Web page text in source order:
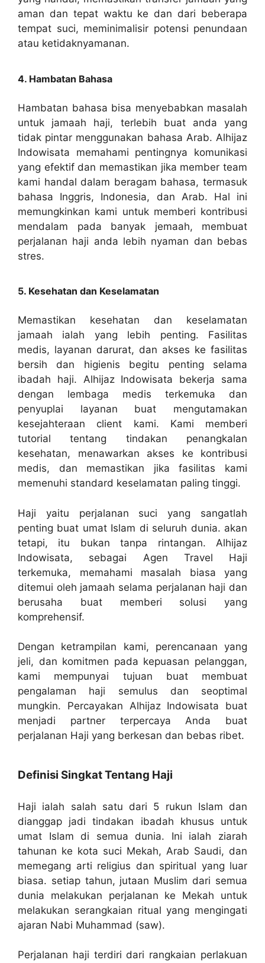
aman dan tepat waktu ke dan dari beberapa
tempat suci, meminimalisir potensi penundaan
atau ketidaknyamanan.
4. Hambatan Bahasa
Hambatan bahasa bisa menyebabkan masalah
untuk jamaah haji, terlebih buat anda yang
tidak pintar menggunakan bahasa Arab. Alhijaz
Indowisata memahami pentingnya komunikasi
yang efektif dan memastikan jika member team
kami handal dalam beragam bahasa, termasuk
bahasa Inggris, Indonesia, dan Arab. Hal ini
memungkinkan kami untuk memberi kontribusi
mendalam pada banyak jemaah, membuat
perjalanan haji anda lebih nyaman dan bebas
stres.
5. Kesehatan dan Keselamatan
Memastikan kesehatan dan keselamatan
jamaah ialah yang lebih penting. Fasilitas
medis, layanan darurat, dan akses ke fasilitas
bersih dan higienis begitu penting selama
ibadah haji. Alhijaz Indowisata bekerja sama
dengan lembaga medis terkemuka dan
penyuplai layanan buat mengutamakan
kesejahteraan client kami. Kami memberi
tutorial tentang tindakan penangkalan
kesehatan, menawarkan akses ke kontribusi
medis, dan memastikan jika fasilitas kami
memenuhi standard keselamatan paling tinggi.
Haji yaitu perjalanan suci yang sangatlah
penting buat umat Islam di seluruh dunia. akan
tetapi, itu bukan tanpa rintangan. Alhijaz
Indowisata, sebagai Agen Travel Haji
terkemuka, memahami masalah biasa yang
ditemui oleh jamaah selama perjalanan haji dan
berusaha buat memberi solusi yang
komprehensif.
Dengan ketrampilan kami, perencanaan yang
jeli, dan komitmen pada kepuasan pelanggan,
kami mempunyai tujuan buat membuat
pengalaman haji semulus dan seoptimal
mungkin. Percayakan Alhijaz Indowisata buat
menjadi partner terpercaya Anda buat
perjalanan Haji yang berkesan dan bebas ribet.
Definisi Singkat Tentang Haji
Haji ialah salah satu dari 5 rukun Islam dan
dianggap jadi tindakan ibadah khusus untuk
umat Islam di semua dunia. Ini ialah ziarah
tahunan ke kota suci Mekah, Arab Saudi, dan
memegang arti religius dan spiritual yang luar
biasa. setiap tahun, jutaan Muslim dari semua
dunia melakukan perjalanan ke Mekah untuk
melakukan serangkaian ritual yang mengingati
ajaran Nabi Muhammad (saw).
Perjalanan haji terdiri dari rangkaian perlakuan